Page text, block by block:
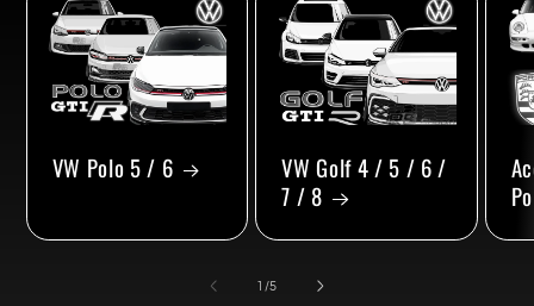
VW Polo 5 / 6
VW Golf 4 / 5 / 6 /
7 / 8
1 /de
5